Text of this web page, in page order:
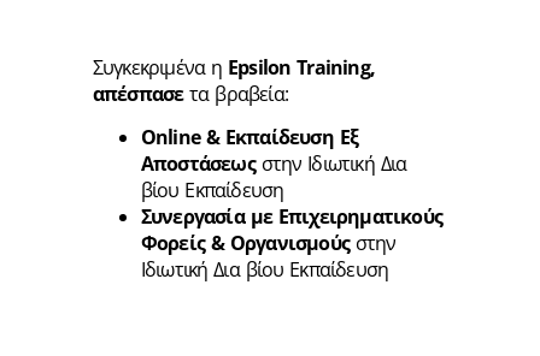
Συγκεκριμένα η Epsilon Training,
απέσπασετα βραβεία:
Online & Εκπαίδευση Εξ
Αποστάσεως στην Ιδιωτική Δια
βίου Εκπαίδευση
Συνεργασία με Επιχειρηματικούς
Φορείς & Οργανισμούςστην
Ιδιωτική Δια βίου Εκπαίδευση